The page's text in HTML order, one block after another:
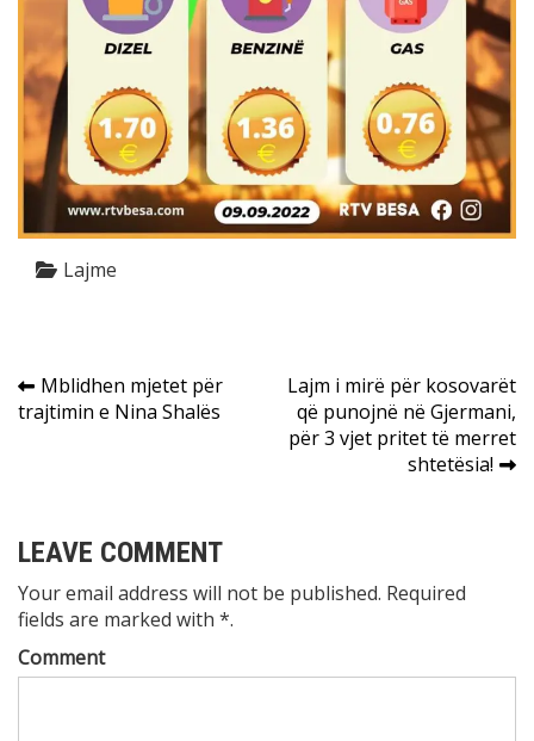
Lajme
Post
navigation
Mblidhen mjetet për
trajtimin e Nina Shalës
Lajm i mirë për kosovarët
që punojnë në Gjermani,
për 3 vjet pritet të merret
shtetësia!
LEAVE COMMENT
Your email address will not be published. Required
fields are marked with *.
Comment